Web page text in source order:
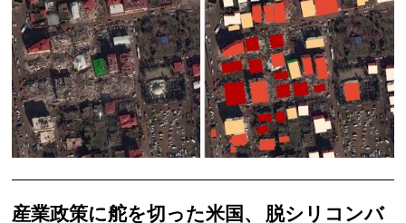
産業政策に舵を切った米国、 脱シリコンバ